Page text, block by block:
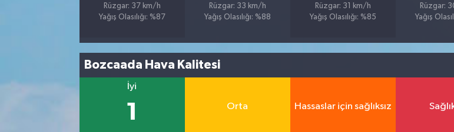
Rüzgar: 37 km/h
Yağış Olasılığı: %87
Rüzgar: 33 km/h
Yağış Olasılığı: %88
Rüzgar: 31 km/h
Yağış Olasılığı: %85
Rüzgar:
Yağış
Bozcaada Hava Kalitesi
İyi
1 Orta Hassaslar için sağlıksız